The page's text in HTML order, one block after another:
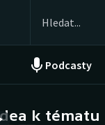
Podcasty
NEPŘEHLÉDNĚTE
k tématu